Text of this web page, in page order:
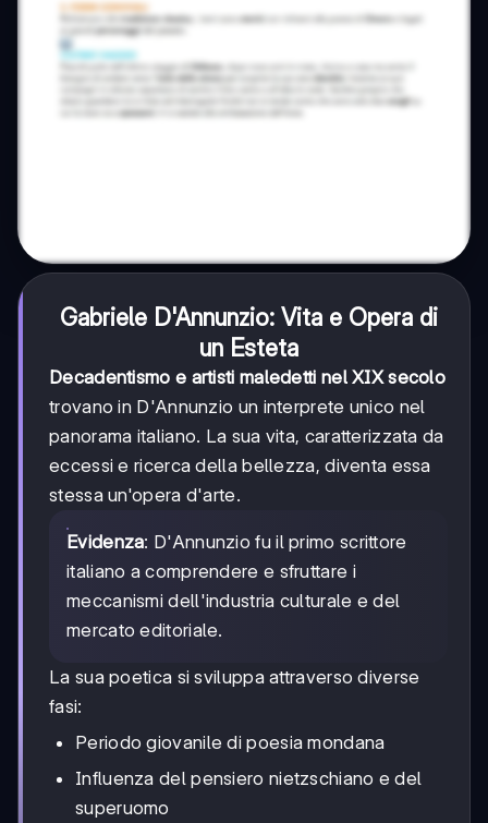
Gabriele D'Annunzio: Vita e Opera di
un Esteta
Decadentismo e artisti maledetti nel XIX secolo
trovano in D'Annunzio un interprete unico nel
panorama italiano. La sua vita, caratterizzata da
eccessi e ricerca della bellezza, diventa essa
stessa un'opera d'arte.
Evidenza: D'Annunzio fu il primo scrittore
italiano a comprendere e sfruttare i
meccanismi dell'industria culturale e del
mercato editoriale.
La sua poetica si sviluppa attraverso diverse
fasi:
Periodo giovanile di poesia mondana
Influenza del pensiero nietzschiano e del
superuomo